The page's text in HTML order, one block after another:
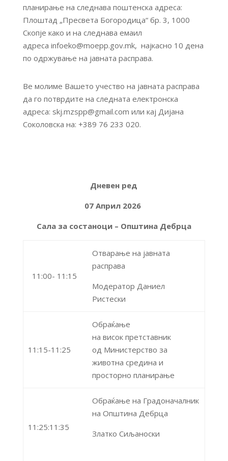
планирање на следнaва поштенска адреса:
Плоштад „Пресвета Богородица“ бр. 3, 1000
Скопје како и на следнава емаил
адреса infoeko@moepp.gov.mk, најкасно 10 дена
по одржување на јавната расправа.
Ве молиме Вашето учество на јавната расправа
да го потврдите на следната електронска
адреса: skj.mzspp@gmail.com или кај Дијана
Соколовска на: +389 76 233 020.
Дневен ред
07 Април 2026
Сала за состаноци – Општина Дебрца
11:00- 11:15
Отварање на јавната
расправа
Модератор Даниел
Ристески
11:15-11:25
Обраќање
на висок претставник
од Министерство за
животна средина и
просторно планирање
11:25:11:35
Обраќање на Градоначалник
на Општина Дебрца
Златко Сиљаноски